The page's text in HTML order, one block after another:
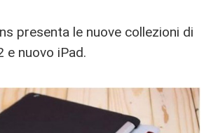
presenta le nuove collezioni di
e nuovo iPad.